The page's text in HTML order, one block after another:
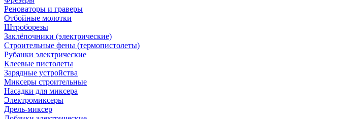
Реноваторы и граверы
Отбойные молотки
Штроборезы
Заклёпочники (электрические)
Строительные фены (термопистолеты)
Рубанки электрические
Клеевые пистолеты
Зарядные устройства
Миксеры строительные
Насадки для миксера
Электромиксеры
Дрель-миксер